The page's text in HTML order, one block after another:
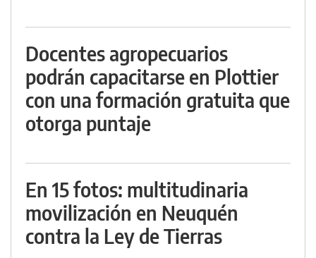
Docentes agropecuarios
podrán capacitarse en Plottier
con una formación gratuita que
otorga puntaje
En 15 fotos: multitudinaria
movilización en Neuquén
contra la Ley de Tierras